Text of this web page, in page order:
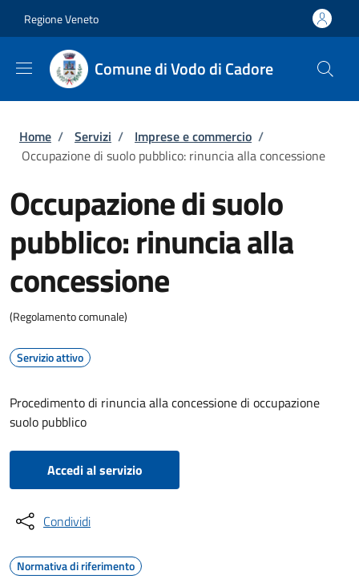
Regione Veneto
Comune di Vodo di Cadore
Briciole di pane
Home / Servizi / Imprese e commercio /
Occupazione di suolo pubblico: rinuncia alla concessione
Occupazione di suolo
pubblico: rinuncia alla
concessione
(Regolamento comunale)
Servizio attivo
Procedimento di rinuncia alla concessione di occupazione
suolo pubblico
Accedi al servizio
Condividi
Normativa di riferimento